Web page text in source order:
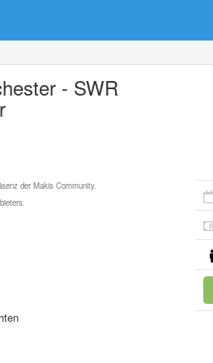
- SWR
der Makis Community.